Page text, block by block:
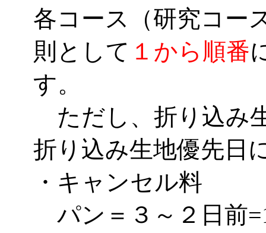
各コース（研究コー
則として １から順番
す。
ただし、折り込み
折り込み生地優先日
・キャンセル料
パン＝３～２日前